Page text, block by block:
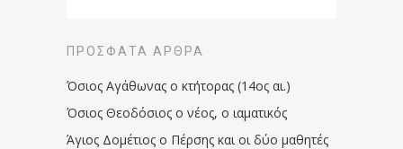
ΠΡΌΣΦΑΤΑ ΆΡΘΡΑ
Όσιος Αγάθωνας ο κτήτορας (14ος αι.)
Όσιος Θεοδόσιος ο νέος, ο ιαματικός
Άγιος Δομέτιος ο Πέρσης και οι δύο μαθητές